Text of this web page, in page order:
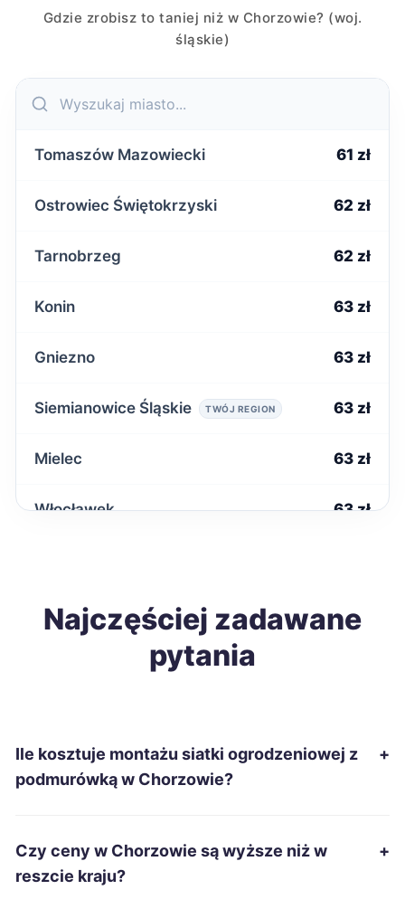
Gdzie zrobisz to taniej niż w Chorzowie? (woj.
śląskie)
Tomaszów Mazowiecki 61 zł
Ostrowiec Świętokrzyski 62 zł
Tarnobrzeg 62 zł
Konin 63 zł
Gniezno 63 zł
Siemianowice Śląskie TWÓJ REGION 63 zł
Mielec 63 zł
Włocławek 63 zł
Krosno 63 zł
Piła 64 zł
Grudziądz
Najczęściej zadawane
pytania
Ile kosztuje montażu siatki ogrodzeniowej z
podmurówką w Chorzowie?
+
Czy ceny w Chorzowie są wyższe niż w
reszcie kraju?
+